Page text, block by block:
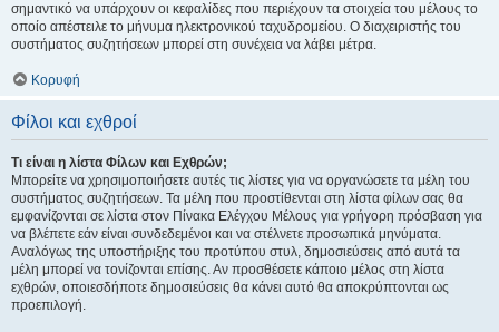
σημαντικό να υπάρχουν οι κεφαλίδες που περιέχουν τα στοιχεία του μέλους το
οποίο απέστειλε το μήνυμα ηλεκτρονικού ταχυδρομείου. Ο διαχειριστής του
συστήματος συζητήσεων μπορεί στη συνέχεια να λάβει μέτρα.
Κορυφή
Φίλοι και εχθροί
Τι είναι η λίστα Φίλων και Εχθρών;
Μπορείτε να χρησιμοποιήσετε αυτές τις λίστες για να οργανώσετε τα μέλη του
συστήματος συζητήσεων. Τα μέλη που προστίθενται στη λίστα φίλων σας θα
εμφανίζονται σε λίστα στον Πίνακα Ελέγχου Μέλους για γρήγορη πρόσβαση για
να βλέπετε εάν είναι συνδεδεμένοι και να στέλνετε προσωπικά μηνύματα.
Αναλόγως της υποστήριξης του προτύπου στυλ, δημοσιεύσεις από αυτά τα
μέλη μπορεί να τονίζονται επίσης. Αν προσθέσετε κάποιο μέλος στη λίστα
εχθρών, οποιεσδήποτε δημοσιεύσεις θα κάνει αυτό θα αποκρύπτονται ως
προεπιλογή.